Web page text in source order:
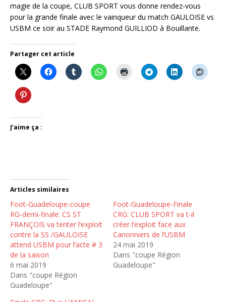
magie de la coupe, CLUB SPORT vous donne rendez-vous
pour la grande finale avec le vainqueur du match GAULOISE vs
USBM ce soir au STADE Raymond GUILLIOD à Bouillante.
Partager cet article
J’aime ça :
Articles similaires
Foot-Guadeloupe-coupe
RG-demi-finale: CS ST
FRANÇOIS va tenter l’exploit
contre la SS /GAULOISE
attend USBM pour l’acte # 3
de la saison
6 mai 2019
Dans "coupe Région
Guadeloupe"
Foot-Guadeloupe-Finale
CRG: CLUB SPORT va t-il
créer l’exploit face aux
Canonniers de l’USBM
24 mai 2019
Dans "coupe Région
Guadeloupe"